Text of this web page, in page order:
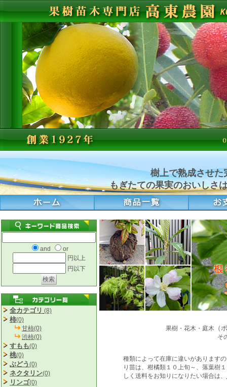
樹上で熟成させた
もぎたての果実のおいしさ
and
or
円以上
円以下
全カテゴリ (8)
柿(0)
甘柿(0)
渋柿(0)
すもも(0)
桃(0)
ぶどう (0)
ネクタリン(0)
リンゴ(0)
果樹・花木・庭木（
そ
種類によって在庫に違いがあります
り苗は、柑橘類１０上旬～、落葉樹
しく送料をお知りになりたい場合は、